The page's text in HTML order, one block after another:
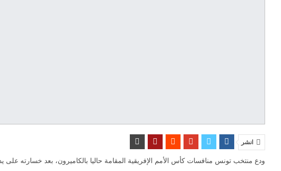
انشر
ودع منتخب تونس منافسات كأس الأمم الإفريقية المقامة حاليا بالكاميرون، بعد خسارته على يد نظيره بوركينا فاسو (1-0)، اليوم السبت على ملعب رومدي